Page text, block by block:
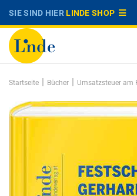
SIE SIND HIERLINDE SHOP
Startseite | Bücher | Umsatzsteuer am